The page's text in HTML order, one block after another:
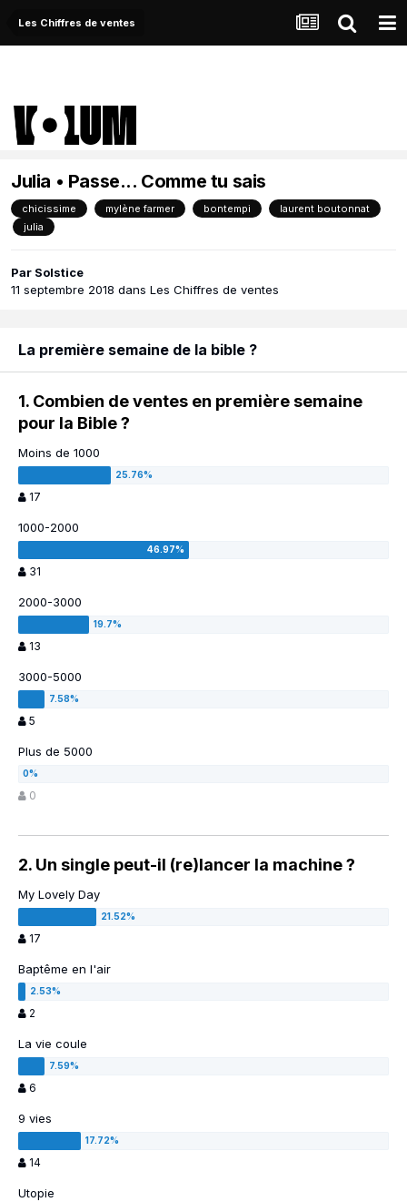
Les Chiffres de ventes
Julia • Passe... Comme tu sais
chicissime mylène farmer bontempi
laurent boutonnat
julia
Par Solstice
11 septembre 2018 dans Les Chiffres de ventes
La première semaine de la bible ?
1. Combien de ventes en première semaine
pour la Bible ?
Moins de 1000
17
1000-2000
31
2000-3000
13
3000-5000
5
Plus de 5000
0
2. Un single peut-il (re)lancer la machine ?
My Lovely Day
17
Baptême en l'air
2
La vie coule
6
9 vies
14
Utopie